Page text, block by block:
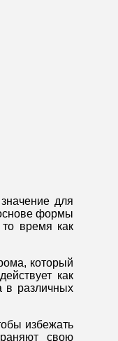
для
формы
время как
который
как
в различных
избежать
свою